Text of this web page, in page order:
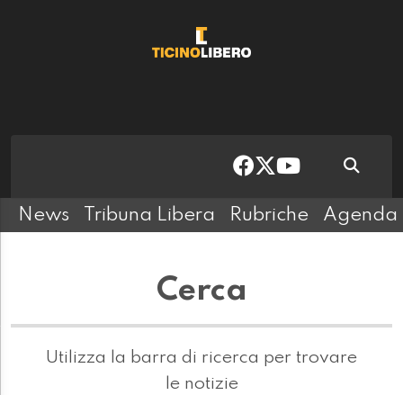
News Tribuna Libera Rubriche Agenda
Cerca
Utilizza la barra di ricerca per trovare
le notizie